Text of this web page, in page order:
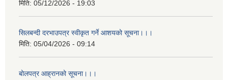
मिति: 05/12/2026 - 19:03
सिलबन्दी दरभाउपत्र स्वीकृत गर्ने आशयको सूचना।।।
मिति: 05/04/2026 - 09:14
बोलपत्र आह्रानको सूचना।।।